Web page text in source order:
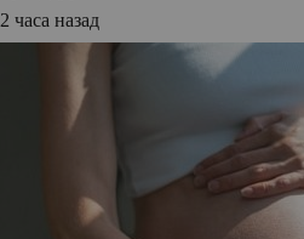
2 часа назад